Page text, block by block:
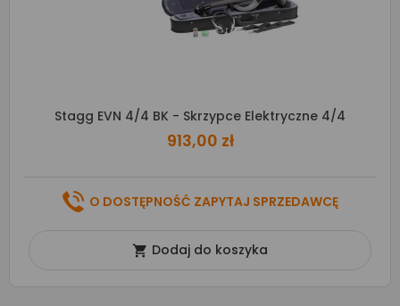
Stagg EVN 4/4 BK - Skrzypce Elektryczne 4/4
913,00 zł
O DOSTĘPNOŚĆ ZAPYTAJ SPRZEDAWCĘ
 Dodaj do koszyka